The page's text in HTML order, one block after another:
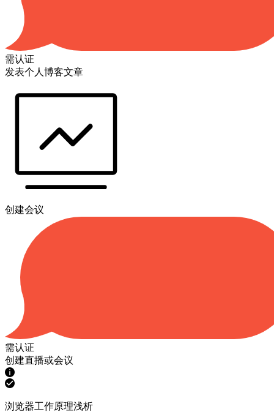
需认证
发表个人博客文章
创建会议
需认证
创建直播或会议
浏览器工作原理浅析